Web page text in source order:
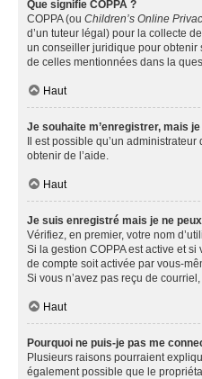
Que signifie COPPA ?
COPPA (ou Children’s Online
d’un tuteur légal) pour la collecte
un conseiller juridique pour obtenir
de celles mentionnées dans la
Haut
Je souhaite m’enregistrer, mais
Il est possible qu’un
obtenir de l’aide.
Haut
Je suis enregistré mais je ne
Vérifiez, en premier, votre nom
Si la gestion COPPA est active et
de compte soit activée par vous-
Si vous n’avez pas reçu de
Haut
Pourquoi ne puis-je pas me
Plusieurs raisons pourraient
également possible que le